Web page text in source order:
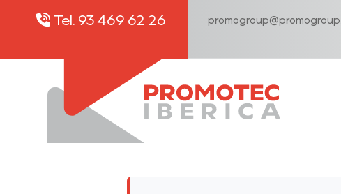
Tel. 93 469 62 26